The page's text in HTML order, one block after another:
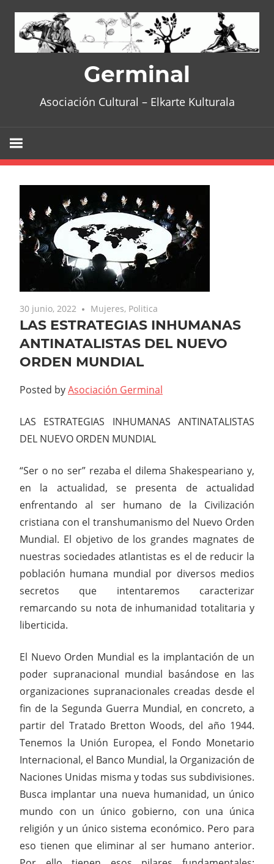
content
Germinal
Asociación Cultural – Elkarte Kulturala
30 junio, 2022 Mujeres, Politica
LAS ESTRATEGIAS INHUMANAS
ANTINATALISTAS DEL NUEVO
ORDEN MUNDIAL
Posted byAsociación Germinal
LAS ESTRATEGIAS INHUMANAS ANTINATALISTAS
DEL NUEVO ORDEN MUNDIAL
“Ser o no ser” rezaba el dilema Shakespeariano y,
en la actualidad, se presenta de actualidad
enfrentando al ser humano de la Civilización
cristiana con el transhumanismo del Nuevo Orden
Mundial. El objetivo de los grandes magnates de
nuestras sociedades atlantistas es el de reducir la
población humana mundial por diversos medios
secretos que intentaremos caracterizar
remarcando su nota de inhumanidad totalitaria y
liberticida.
El Nuevo Orden Mundial es la implantación de un
poder supranacional mundial basándose en las
organizaciones supranacionales creadas desde el
fin de la Segunda Guerra Mundial, en concreto, a
partir del Tratado Bretton Woods, del año 1944.
Tenemos la Unión Europea, el Fondo Monetario
Internacional, el Banco Mundial, la Organización de
Naciones Unidas misma y todas sus subdivisiones.
Busca implantar una nueva humanidad, un único
mundo con un único gobierno, con una única
religión y un único sistema económico. Pero para
eso tienen que eliminar al ser humano anterior.